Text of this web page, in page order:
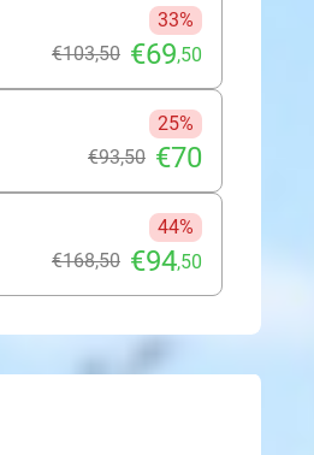
33%
€103,50 €69,50
25%
€93,50 €70
44%
€168,50 €94,50